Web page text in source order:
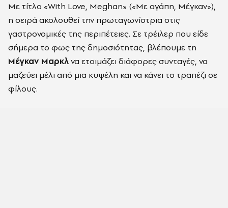
Με τίτλο «With Love, Meghan» («Με αγάπη, Μέγκαν»),
η σειρά ακολουθεί την πρωταγωνίστρια στις
γαστρονομικές της περιπέτειες. Σε τρέιλερ που είδε
σήμερα το φως της δημοσιότητας, βλέπουμε τη
Μέγκαν Μαρκλνα ετοιμάζει διάφορες συνταγές, να
μαζεύει μέλι από μια κυψέλη και να κάνει το τραπέζι σε
φίλους.